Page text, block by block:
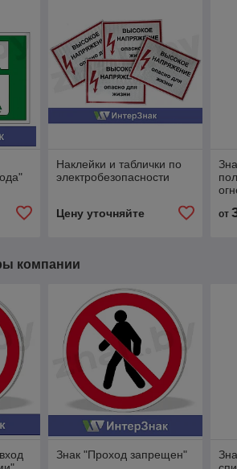
Наклейки и таблички по
электробезопасности
Цену уточняйте от
компании
Знак "Проход запрещен"